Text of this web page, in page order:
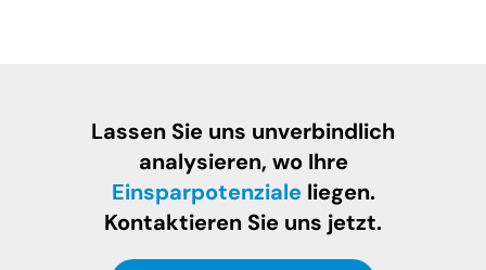
Lassen Sie uns unverbindlich
analysieren, wo Ihre
Einsparpotenziale liegen.
Kontaktieren Sie uns jetzt.